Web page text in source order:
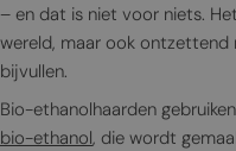
– en dat is niet voor niets.
wereld, maar ook ontzettend
bijvullen.
Bio-ethanolhaarden
bio-ethanol, die wordt